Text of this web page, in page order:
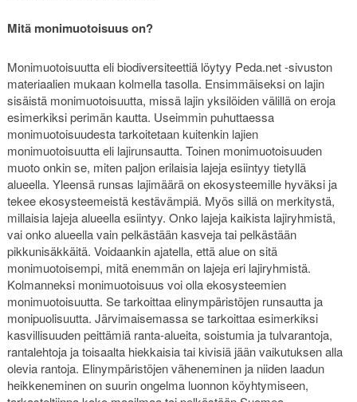
Mitä monimuotoisuus on?
Monimuotoisuutta eli biodiversiteettiä löytyy Peda.net -sivuston
materiaalien mukaan kolmella tasolla. Ensimmäiseksi on lajin
sisäistä monimuotoisuutta, missä lajin yksilöiden välillä on eroja
esimerkiksi perimän kautta. Useimmin puhuttaessa
monimuotoisuudesta tarkoitetaan kuitenkin lajien
monimuotoisuutta eli lajirunsautta. Toinen monimuotoisuuden
muoto onkin se, miten paljon erilaisia lajeja esiintyy tietyllä
alueella. Yleensä runsas lajimäärä on ekosysteemille hyväksi ja
tekee ekosysteemeistä kestävämpiä. Myös sillä on merkitystä,
millaisia lajeja alueella esiintyy. Onko lajeja kaikista lajiryhmistä,
vai onko alueella vain pelkästään kasveja tai pelkästään
pikkunisäkkäitä. Voidaankin ajatella, että alue on sitä
monimuotoisempi, mitä enemmän on lajeja eri lajiryhmistä.
Kolmanneksi monimuotoisuus voi olla ekosysteemien
monimuotoisuutta. Se tarkoittaa elinympäristöjen runsautta ja
monipuolisuutta. Järvimaisemassa se tarkoittaa esimerkiksi
kasvillisuuden peittämiä ranta-alueita, soistumia ja tulvarantoja,
rantalehtoja ja toisaalta hiekkaisia tai kivisiä jään vaikutuksen alla
olevia rantoja. Elinympäristöjen väheneminen ja niiden laadun
heikkeneminen on suurin ongelma luonnon köyhtymiseen,